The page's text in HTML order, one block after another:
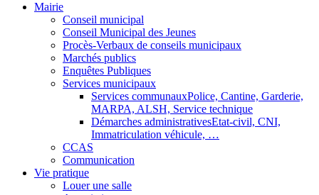
Mairie
Conseil municipal
Conseil Municipal des Jeunes
Procès-Verbaux de conseils municipaux
Marchés publics
Enquêtes Publiques
Services municipaux
Services communauxPolice, Cantine, Garderie,
MARPA, ALSH, Service technique
Démarches administrativesEtat-civil, CNI,
Immatriculation véhicule, …
CCAS
Communication
Vie pratique
Louer une salle